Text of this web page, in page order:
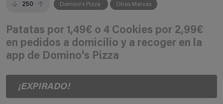
250 Domino's Pizza Otras Marcas
Patatas por 1,49€ o 4 Cookies por 2,99€
en pedidos a domicilio y a recoger en la
app de Domino's Pizza
¡EXPIRADO!